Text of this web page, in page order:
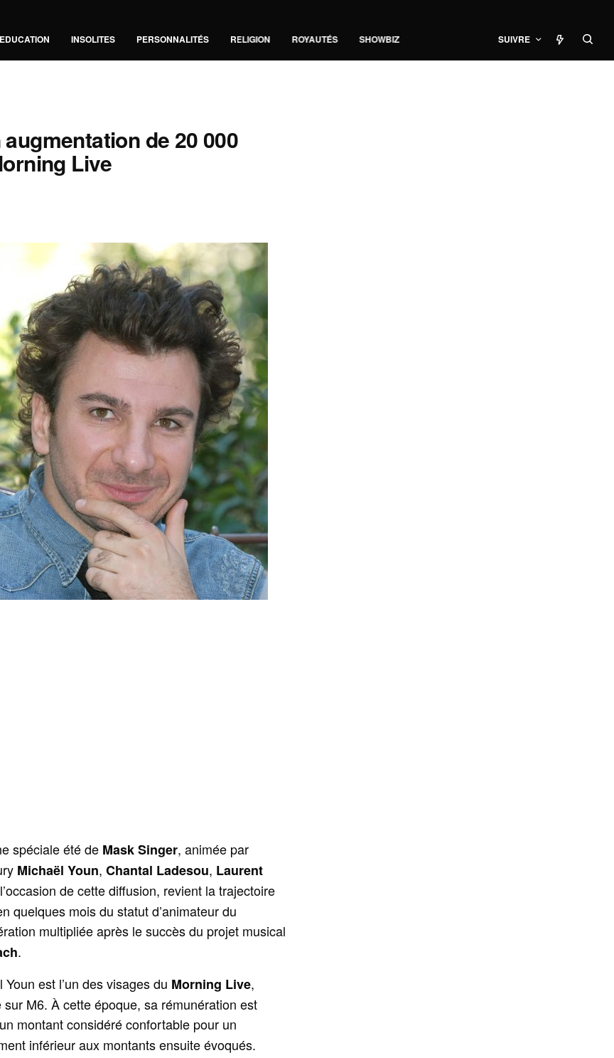
EDUCATION INSOLITES PERSONNALITÉS RELIGION ROYAUTÉS SHOWBIZ SUIVRE
de 20 000
Live
spéciale été de Mask Singer, animée par
Michaël Youn, Chantal Ladesou, Laurent
de cette diffusion, revient la trajectoire
quelques mois du statut d’animateur du
multipliée après le succès du projet musical
.
est l’un des visages du Morning Live,
M6. À cette époque, sa rémunération est
montant considéré confortable pour un
inférieur aux montants ensuite évoqués.